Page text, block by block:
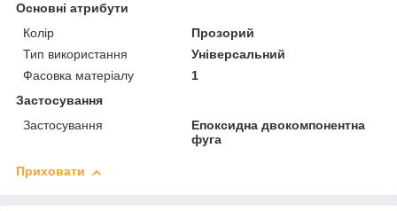
Основні атрибути
Колір
Прозорий
Тип використання
Універсальний
Фасовка матеріалу
1
Застосування
Застосування
Епоксидна двокомпонентна
фуга
Приховати